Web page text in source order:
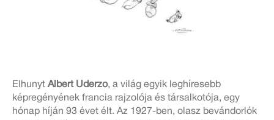
Elhunyt Albert Uderzo, a világ egyik leghíresebb
képregényének francia rajzolója és társalkotója, egy
hónap híján 93 évet élt. Az 1927-ben, olasz bevándorlók